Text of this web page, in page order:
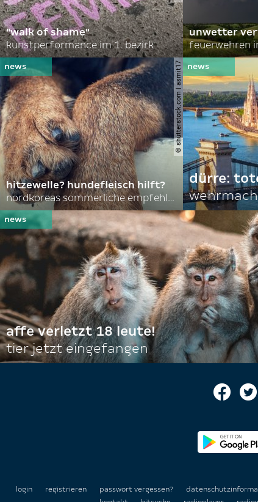
"walk of shame"
kunstperformance im 1. bezirk
unwetter
feuerwehren
© shutterstock.com | asmit17
hitzewelle? hundefleisch hilft?
nordkoreas sommerliche empfehlungen
dürre:
affe verletzt 18 leute!
tier jetzt eingefangen
login registrieren passwort vergessen?